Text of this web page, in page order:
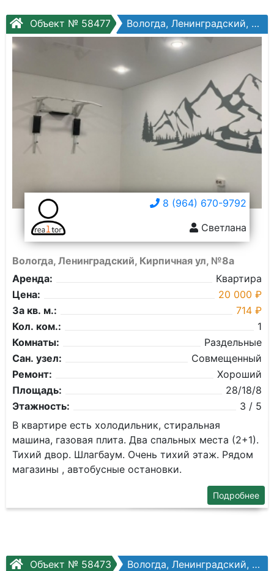
Объект № 58477 Вологда, Ленинградский, Кирпичная ул, №8а
8 (964) 670-9792
Светлана
Вологда, Ленинградский, Кирпичная ул, №8а
Аренда:
Квартира
Цена:
20 000 ₽
За кв. м.:
714 ₽
Кол. ком.:
1
Комнаты:
Раздельные
Сан. узел:
Совмещенный
Ремонт:
Хороший
Площадь:
28/18/8
Этажность:
3 / 5
В квартире есть холодильник, стиральная
машина, газовая плита. Два спальных места (2+1).
Тихий двор. Шлагбаум. Очень тихий этаж. Рядом
магазины , автобусные остановки.
Подробнее
Объект № 58473 Вологда, Ленинградский, Щетинина ул, №7